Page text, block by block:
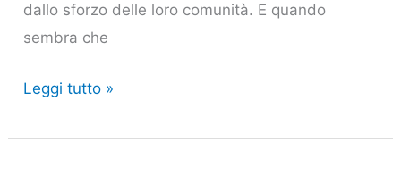
dallo sforzo delle loro comunità. E quando
sembra che
Leggi tutto »